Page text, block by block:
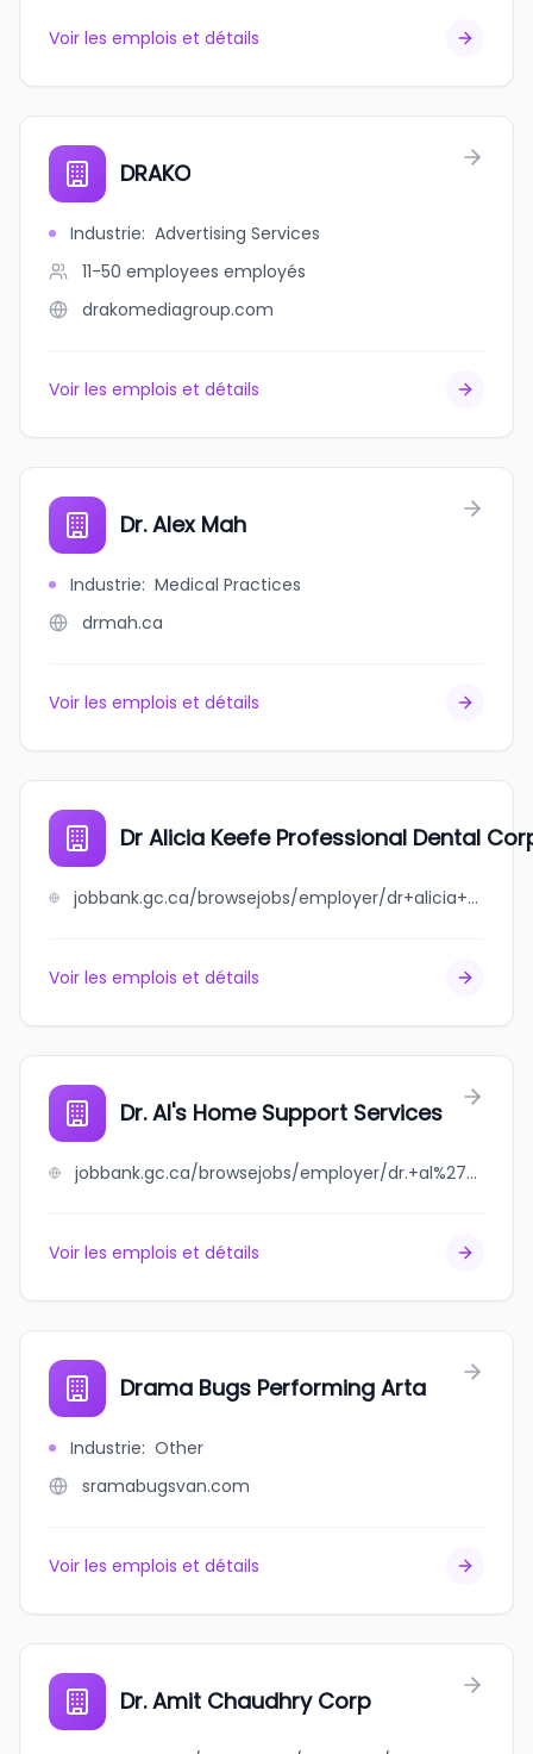
Voir les emplois et détails
DRAKO
Industrie: Advertising Services
11-50 employees employés
drakomediagroup.com
Voir les emplois et détails
Dr. Alex Mah
Industrie: Medical Practices
drmah.ca
Voir les emplois et détails
Dr Alicia Keefe Professional Dental
jobbank.gc.ca/browsejobs/employer/dr+alicia+keefe+professional+dental+corporation/ca
Voir les emplois et détails
Dr. Al's Home Support Services
jobbank.gc.ca/browsejobs/employer/dr.+al%27s+home+support+services/ca
Voir les emplois et détails
Drama Bugs Performing Arta
Industrie: Other
sramabugsvan.com
Voir les emplois et détails
Dr. Amit Chaudhry Corp